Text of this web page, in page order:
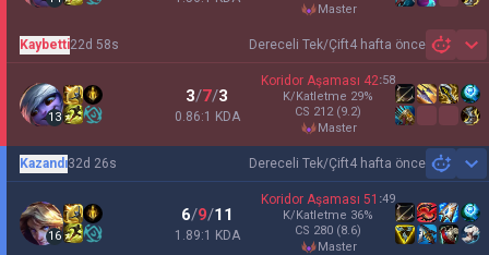
master
Dereceli Tek/Çift4 hafta önce
Kaybetti22d 58s
13
3/7/3
0.86:1 KDA
Koridor Aşaması 42:58
K/Katletme 29%
CS 212 (9.2)
master
Dereceli Tek/Çift4 hafta önce
Kazandı32d 26s
16
6/9/11
1.89:1 KDA
Koridor Aşaması 51 :49
K/Katletme 36%
CS 280 (8.6)
master